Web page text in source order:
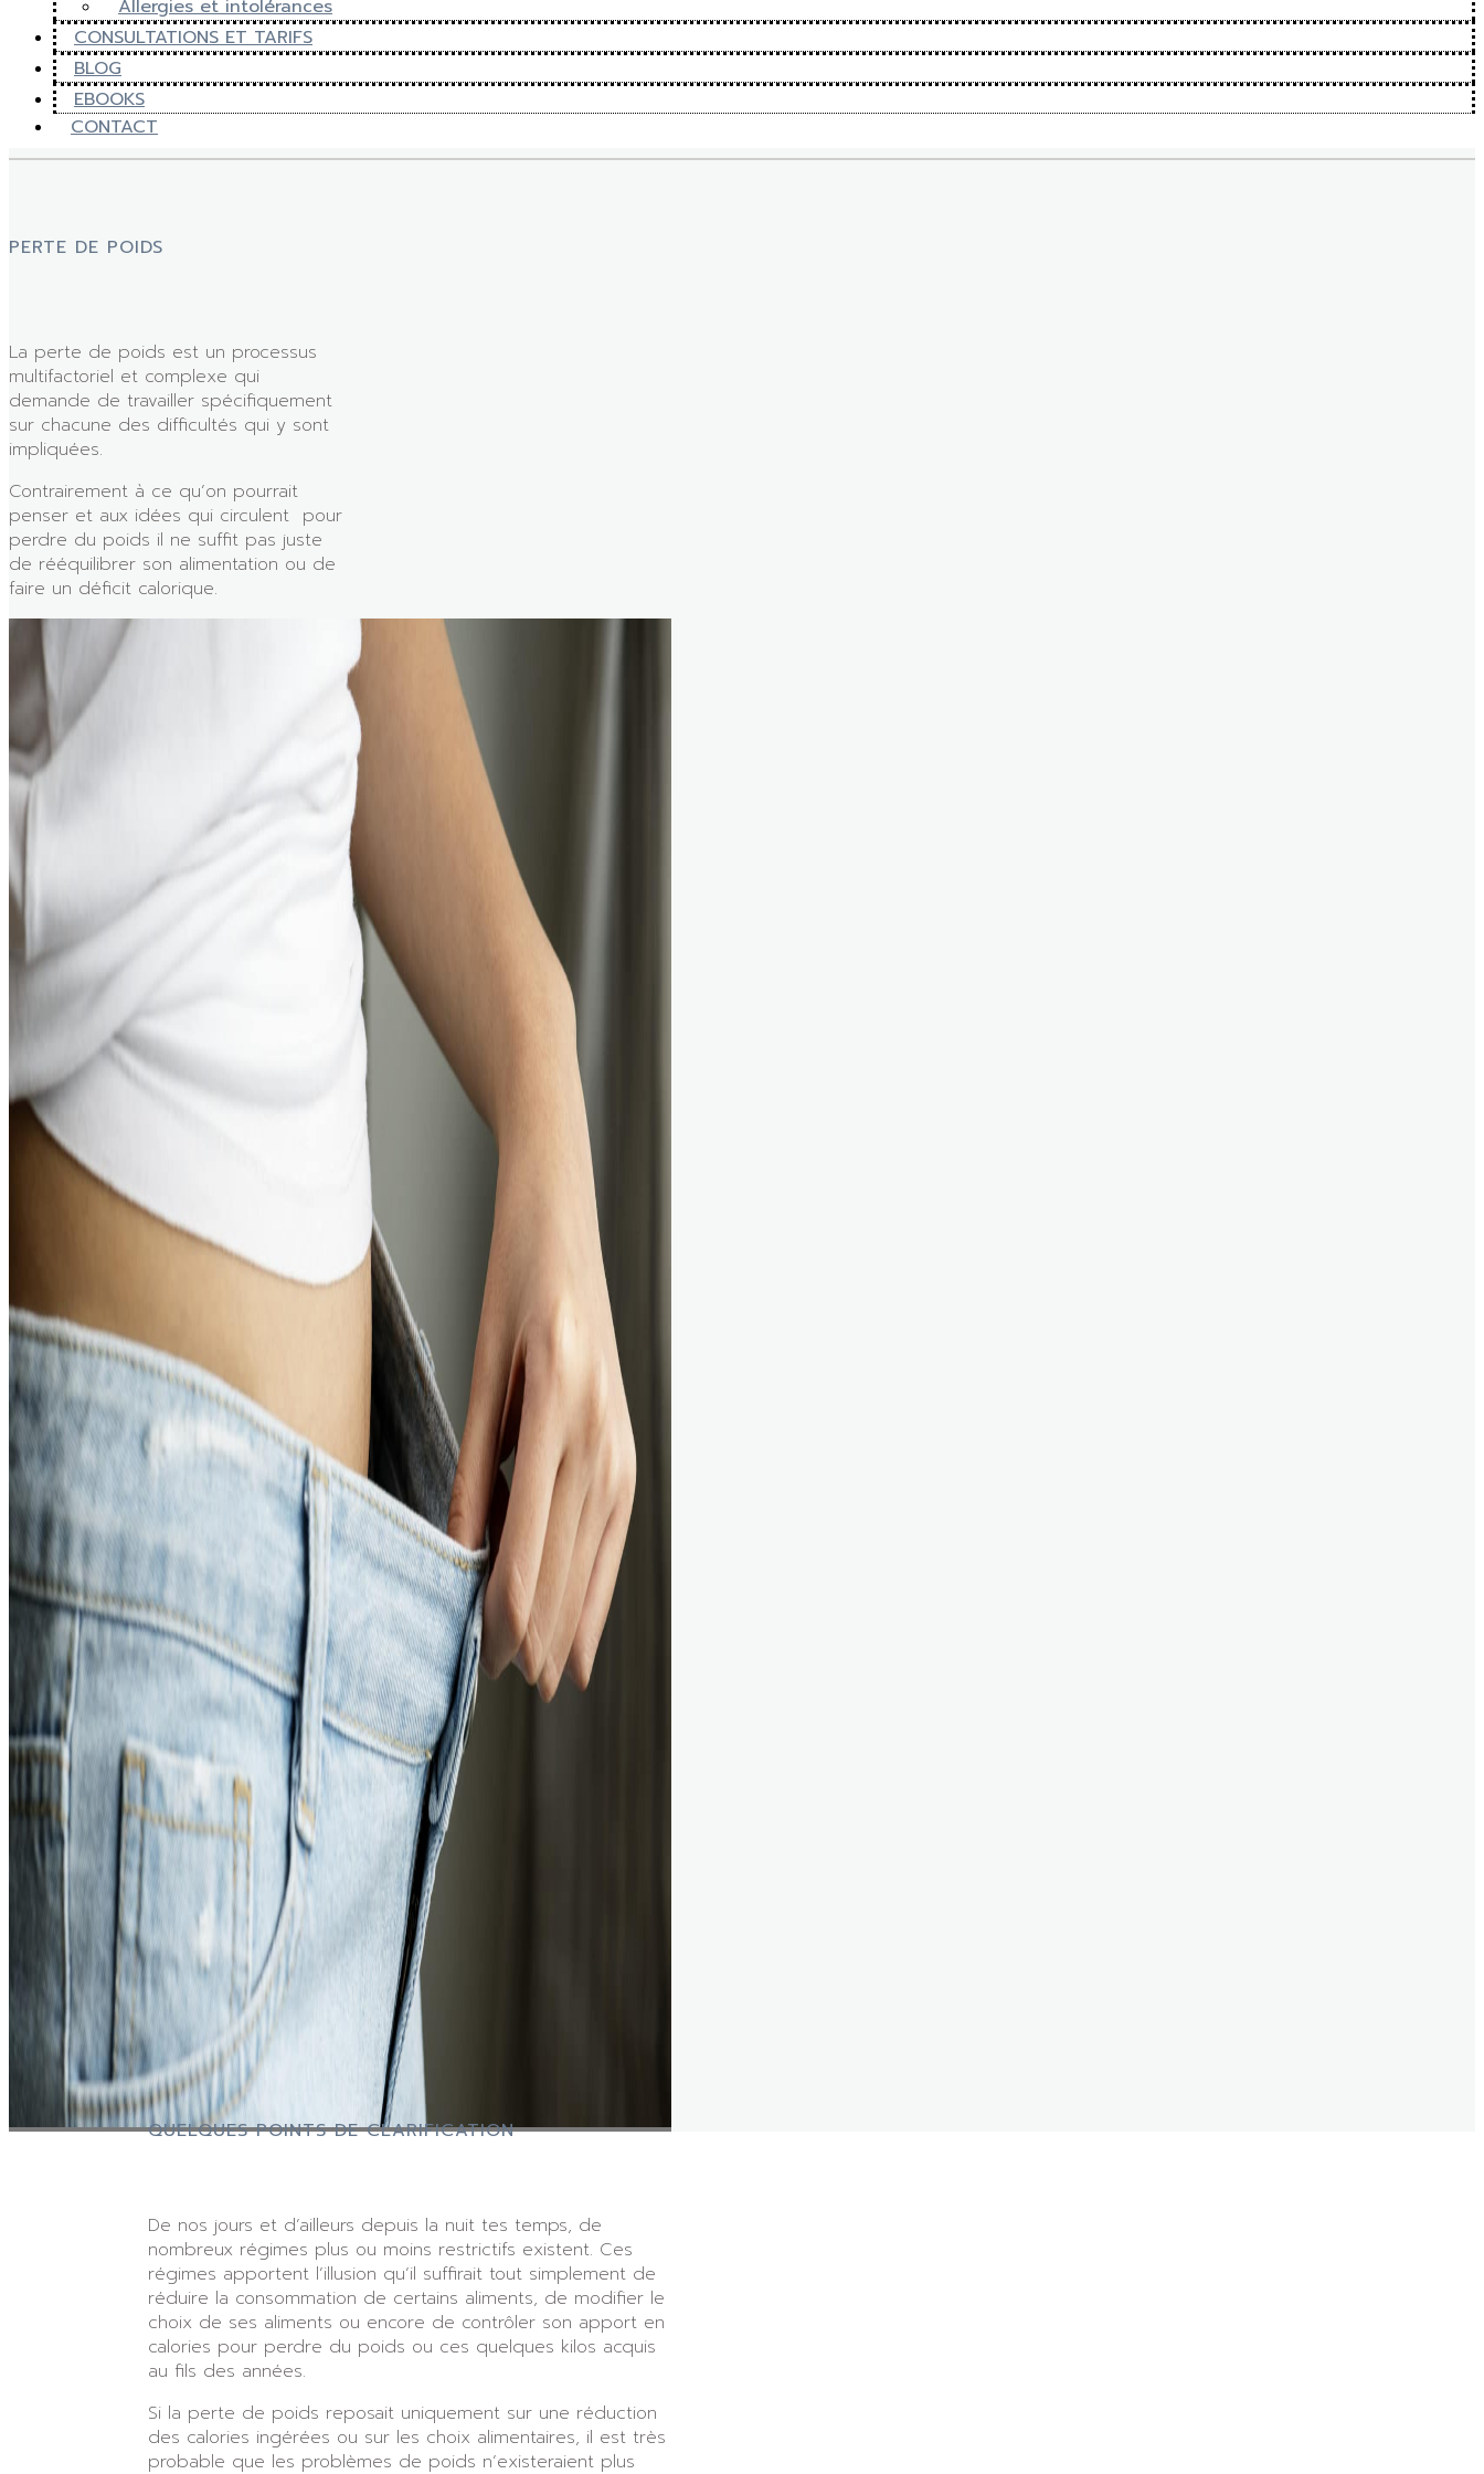
Allergies et intolérances
CONSULTATIONS ET TARIFS
BLOG
EBOOKS
CONTACT
PERTE DE POIDS
La perte de poids est un processus
multifactoriel et complexe qui
demande de travailler spécifiquement
sur chacune des difficultés qui y sont
impliquées.
Contrairement à ce qu’on pourrait
penser et aux idées qui circulent pour
perdre du poids il ne suffit pas juste
de rééquilibrer son alimentation ou de
faire un déficit calorique.
QUELQUES POINTS DE CLARIFICATION
De nos jours et d’ailleurs depuis la nuit tes temps, de
nombreux régimes plus ou moins restrictifs existent. Ces
régimes apportent l’illusion qu’il suffirait tout simplement de
réduire la consommation de certains aliments, de modifier le
choix de ses aliments ou encore de contrôler son apport en
calories pour perdre du poids ou ces quelques kilos acquis
au fils des années.
Si la perte de poids reposait uniquement sur une réduction
des calories ingérées ou sur les choix alimentaires, il est très
probable que les problèmes de poids n’existeraient plus